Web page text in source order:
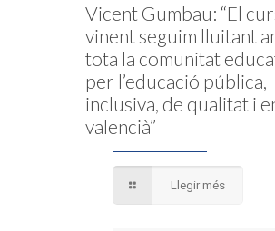
Vicent Gumbau: “El
vinent seguim lluitant
tota la comunitat
per l’educació pública,
inclusiva, de qualitat i
valencià”
Llegir més